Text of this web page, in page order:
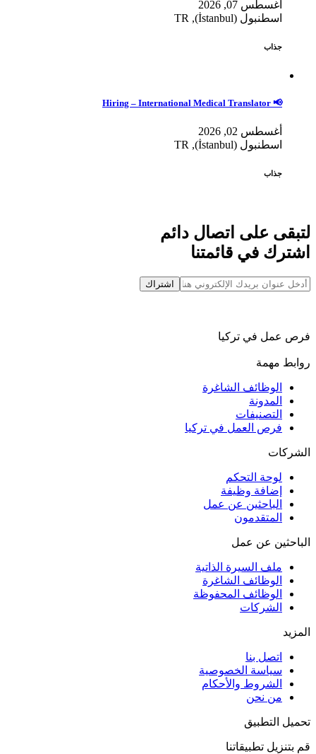
أغسطس 07, 2026
اسطنبول (İstanbul), TR
جذاب
📢 Hiring – International Medical Translator
أغسطس 02, 2026
اسطنبول (İstanbul), TR
جذاب
لتبقى على اتصال دائم
اشترك في قائمتنا
اشتراك
فرص عمل في تركيا
روابط مهمة
الوظائف الشاغرة
المدونة
التصنيفات
فرص العمل في تركيا
الشركات
لوحة التحكم
إضافة وظيفة
الباحثين عن عمل
المتقدمون
الباحثين عن عمل
ملف السيرة الذاتية
الوظائف الشاغرة
الوظائف المحفوظة
الشركات
المزيد
اتصل بنا
سياسة الخصوصية
الشروط والأحكام
من نحن
تحميل التطبيق
قم بتنزيل تطبيقاتنا